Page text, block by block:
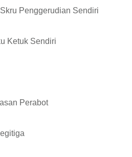
Skru Penggerudian Sendiri
Ketuk Sendiri
Perabot